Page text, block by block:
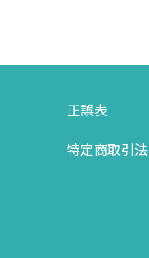
正誤表
特定商取引法